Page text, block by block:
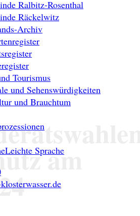
am
Ralbitz-Rosenthal
Räckelwitz
Archiv
Tourismus
und Sehenswürdigkeiten
und Brauchtum
Leichte Sprache